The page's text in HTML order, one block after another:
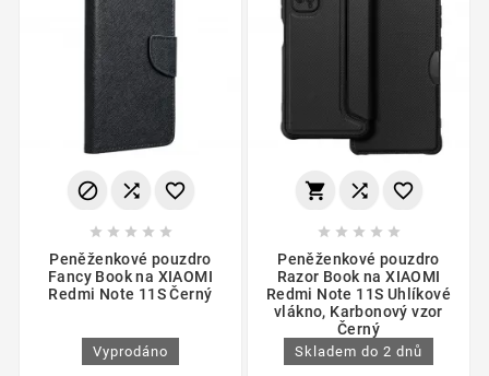
  
    
Peněženkové pouzdro
Fancy Book na XIAOMI
Redmi Note 11S Černý
Vyprodáno
  
    
Peněženkové pouzdro
Razor Book na XIAOMI
Redmi Note 11S Uhlíkové
vlákno, Karbonový vzor
Černý
Skladem do 2 dnů